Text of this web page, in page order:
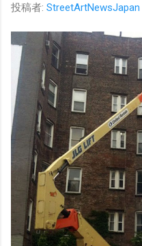
投稿者: StreetArtNewsJapan